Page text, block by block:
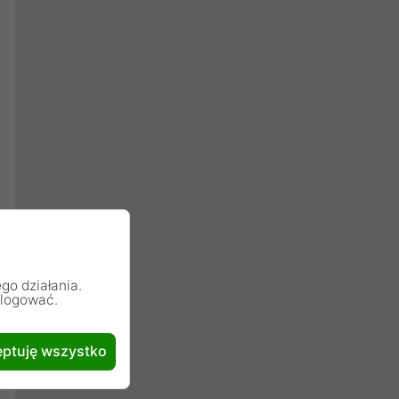
działania.
wszystko